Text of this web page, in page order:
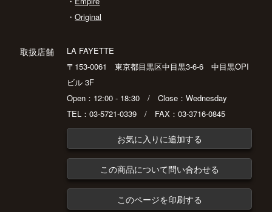
・Original
取扱店舗
LA FAYETTE
〒153-0061 東京都目黒区中目黒3-6-6 中目黒OPI
ビル 3F
Open：12:00 - 18:30 / Close：Wednesday
TEL：03-5721-0339 / FAX：03-3716-0845
お気に入りに追加する
この商品について問い合わせる
このページを印刷する